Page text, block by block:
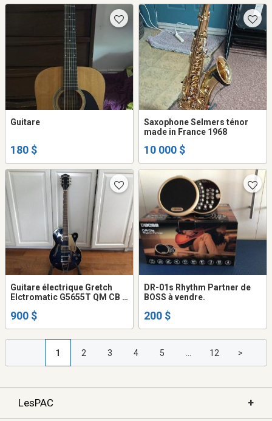
Guitare
180 $
Saxophone Selmers ténor
made in France 1968
10 000 $
Guitare électrique Gretch
Elctromatic G5655T QM CB .
900 $
DR-01s Rhythm Partner de
BOSS à vendre.
200 $
1 2 3 4 5 12 >
LesPAC +